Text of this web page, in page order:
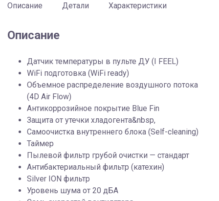
Описание Детали Характеристики
Описание
Датчик температуры в пульте ДУ (I FEEL)
WiFi подготовка (WiFi ready)
Объемное распределение воздушного потока
(4D Air Flow)
Антикоррозийное покрытие Blue Fin
Защита от утечки хладогента&nbsp,
Самоочистка внутреннего блока (Self-cleaning)
Таймер
Пылевой фильтр грубой очистки — стандарт
Антибактериальный фильтр (катехин)
Silver ION фильтр
Уровень шума от 20 дБА